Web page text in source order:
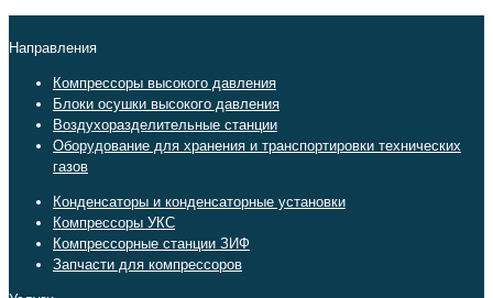
Направления
Компрессоры высокого давления
Блоки осушки высокого давления
Воздухоразделительные станции
Оборудование для хранения и транспортировки технических
газов
Конденсаторы и конденсаторные установки
Компрессоры УКС
Компрессорные станции ЗИФ
Запчасти для компрессоров